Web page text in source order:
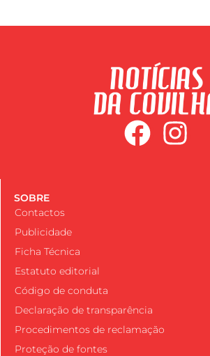
SOBRE
Contactos
Publicidade
Ficha Técnica
Estatuto editorial
Código de conduta
Declaração de transparência
Procedimentos de reclamação
Proteção de fontes